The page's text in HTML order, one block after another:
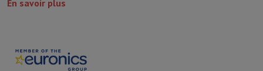
En savoir plus